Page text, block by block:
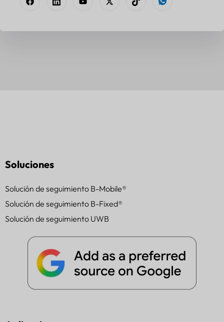
Soluciones
Solución de seguimiento B-Mobile®
Solución de seguimiento B-Fixed®
Solución de seguimiento UWB